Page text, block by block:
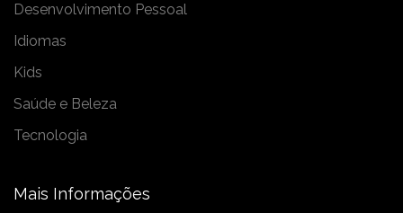
Desenvolvimento Pessoal
Idiomas
Kids
Saúde e Beleza
Tecnologia
Mais Informações